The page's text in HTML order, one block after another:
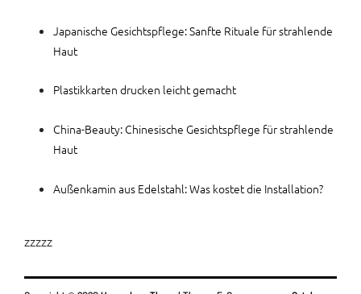
Japanische Gesichtspflege: Sanfte Rituale für strahlende
Haut
Plastikkarten drucken leicht gemacht
China-Beauty: Chinesische Gesichtspflege für strahlende
Haut
Außenkamin aus Edelstahl: Was kostet die Installation?
zzzzz